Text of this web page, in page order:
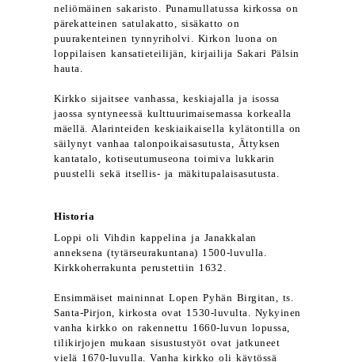
neliömäinen sakaristo. Punamullatussa kirkossa on
pärekatteinen satulakatto, sisäkatto on
puurakenteinen tynnyriholvi. Kirkon luona on
loppilaisen kansatieteilijän, kirjailija Sakari Pälsin
hauta.
Kirkko sijaitsee vanhassa, keskiajalla ja isossa
jaossa syntyneessä kulttuurimaisemassa korkealla
mäellä. Alarinteiden keskiaikaisella kylätontilla on
säilynyt vanhaa talonpoikaisasutusta, Ättyksen
kantatalo, kotiseutumuseona toimiva lukkarin
puustelli sekä itsellis- ja mäkitupalaisasutusta.
Historia
Loppi oli Vihdin kappelina ja Janakkalan
anneksena (tytärseurakuntana) 1500-luvulla.
Kirkkoherrakunta perustettiin 1632.
Ensimmäiset maininnat Lopen Pyhän Birgitan, ts.
Santa-Pirjon, kirkosta ovat 1530-luvulta. Nykyinen
vanha kirkko on rakennettu 1660-luvun lopussa,
tilikirjojen mukaan sisustustyöt ovat jatkuneet
vielä 1670-luvulla. Vanha kirkko oli käytössä